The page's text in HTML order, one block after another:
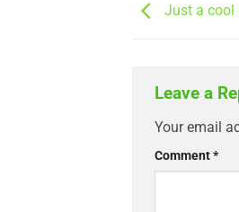
Just a cool
Leave a
Your email
Comment*